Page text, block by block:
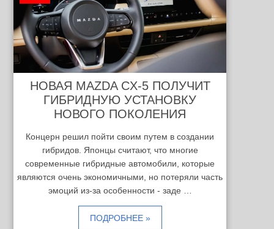
НОВАЯ MAZDA CX-5 ПОЛУЧИТ
ГИБРИДНУЮ УСТАНОВКУ
НОВОГО ПОКОЛЕНИЯ
Концерн решил пойти своим путем в создании
гибридов. Японцы считают, что многие
современные гибридные автомобили, которые
являются очень экономичными, но потеряли часть
эмоций из-за особенности - заде …
ПОДРОБНЕЕ »